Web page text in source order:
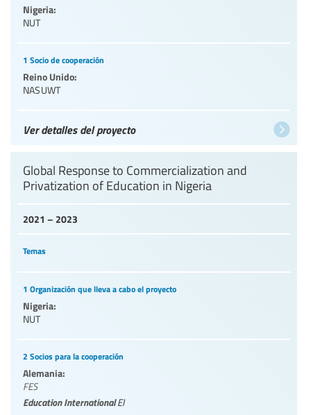
Nigeria:
NUT
1 Socio de cooperación
Reino Unido:
NASUWT
Ver detalles del proyecto
2021 – 2023
Global Response to Commercialization and
Privatization of Education in Nigeria
Temas
1 Organización que lleva a cabo el proyecto
Nigeria:
NUT
2 Socios para la cooperación
Alemania:
FES
Education InternationalEI